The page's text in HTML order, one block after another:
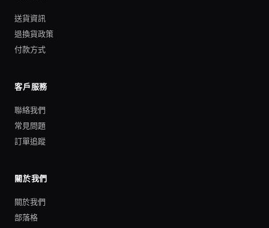
送貨資訊
退換貨政策
付款方式
客戶服務
聯絡我們
常見問題
訂單追蹤
關於我們
關於我們
部落格